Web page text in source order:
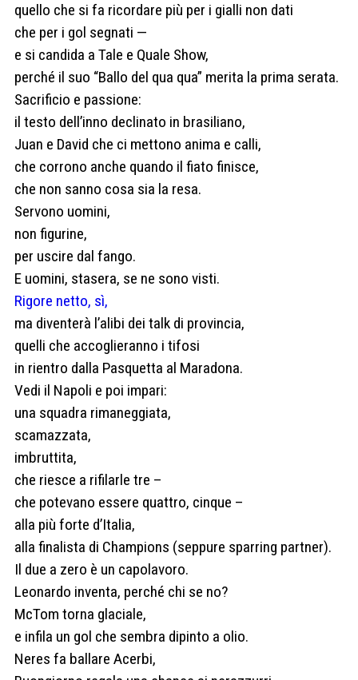
quello che si fa ricordare più per i gialli non dati
che per i gol segnati —
e si candida a Tale e Quale Show,
perché il suo “Ballo del qua qua” merita la prima serata.
Sacrificio e passione:
il testo dell’inno declinato in brasiliano,
Juan e David che ci mettono anima e calli,
che corrono anche quando il fiato finisce,
che non sanno cosa sia la resa.
Servono uomini,
non figurine,
per uscire dal fango.
E uomini, stasera, se ne sono visti.
Rigore netto, sì,
ma diventerà l’alibi dei talk di provincia,
quelli che accoglieranno i tifosi
in rientro dalla Pasquetta al Maradona.
Vedi il Napoli e poi impari:
una squadra rimaneggiata,
scamazzata,
imbruttita,
che riesce a rifilarle tre –
che potevano essere quattro, cinque –
alla più forte d’Italia,
alla finalista di Champions (seppure sparring partner).
Il due a zero è un capolavoro.
Leonardo inventa, perché chi se no?
McTom torna glaciale,
e infila un gol che sembra dipinto a olio.
Neres fa ballare Acerbi,